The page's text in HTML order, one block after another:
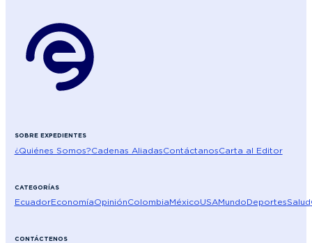
SOBRE EXPEDIENTES
¿Quiénes Somos?Cadenas AliadasContáctanosCarta al Editor
CATEGORÍAS
EcuadorEconomíaOpiniónColombiaMéxicoUSAMundoDeportesSalud
CONTÁCTENOS